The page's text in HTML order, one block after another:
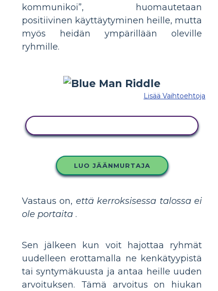
kommunikoi”, huomautetaan
positiivinen käyttäytyminen heille, mutta
myös heidän ympärillään oleville
ryhmille.
Lisää Vaihtoehtoja
LUO JÄÄNMURTAJA
Vastaus on, että kerroksisessa talossa ei
ole portaita .
Sen jälkeen kun voit hajottaa ryhmät
uudelleen erottamalla ne kenkätyypistä
tai syntymäkuusta ja antaa heille uuden
arvoituksen. Tämä arvoitus on hiukan